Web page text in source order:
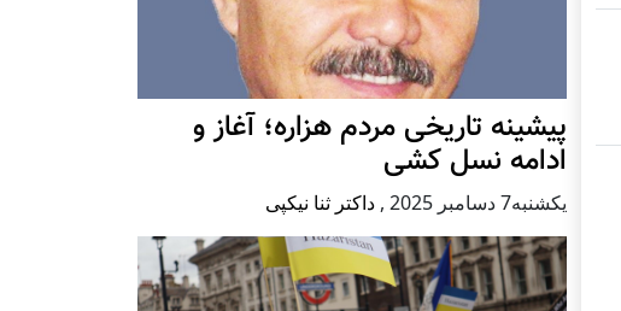
پيشينه تاريخی مردم هزاره؛ آغاز و
ادامه نسل کشی
يكشنبه7 دسامبر 2025 , داکتر ثنا نیکپی